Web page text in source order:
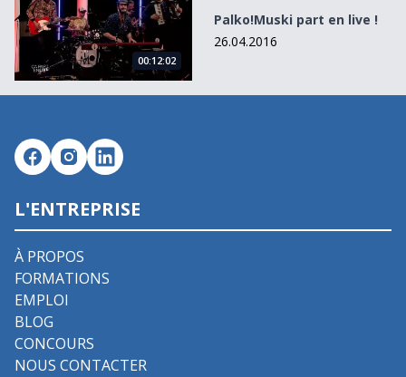
00:12:02
Palko!Muski part en live !
26.04.2016
L'ENTREPRISE
À PROPOS
FORMATIONS
EMPLOI
BLOG
CONCOURS
NOUS CONTACTER